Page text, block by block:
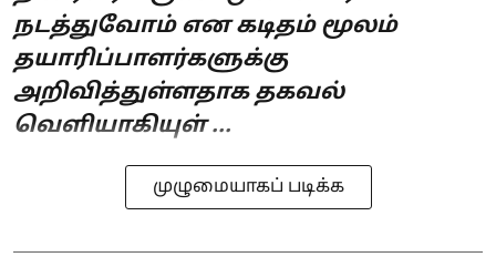
நடத்துவோம் என கடிதம் மூலம்
தயாரிப்பாளர்களுக்கு
அறிவித்துள்ளதாக தகவல்
வெளியாகியுள் ...
முழுமையாகப் படிக்க